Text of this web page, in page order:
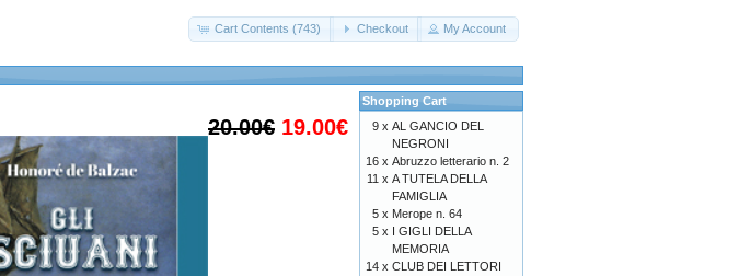
Cart Contents (743) Checkout My Account
20.00€ 19.00€
Shopping Cart
9 x AL GANCIO DEL
NEGRONI
16 x Abruzzo letterario n. 2
11 x A TUTELA DELLA
FAMIGLIA
5 x Merope n. 64
5 x I GIGLI DELLA
MEMORIA
14 x CLUB DEI LETTORI